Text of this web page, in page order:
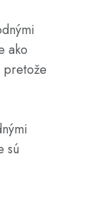
ako
pretože
sú